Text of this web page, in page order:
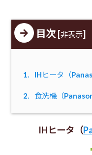
目次 [非表示]
1. IHヒータ（
2. 食洗機（
IHヒータ（